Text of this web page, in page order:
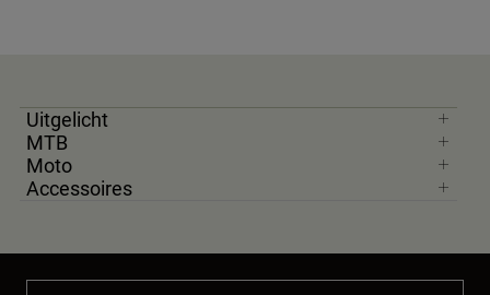
Uitgelicht
MTB
Moto
Accessoires